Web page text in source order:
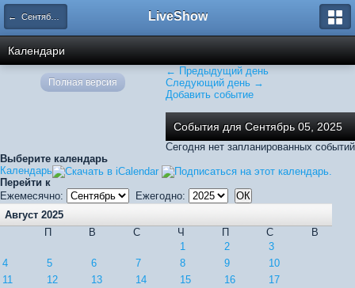
← Сентябрь 2025 LiveShow
Календари
← Предыдущий день
Следующий день →
Добавить событие
События для Сентябрь 05, 2025
Сегодня нет запланированных событий
Выберите календарь
Календарь
Перейти к
Ежемесячно:
Ежегодно:
Август 2025
П
В С Ч П С
В
1
2
3
4
5 6 7 8 9
10
11
12 13 14 15 16
17
Полная версия